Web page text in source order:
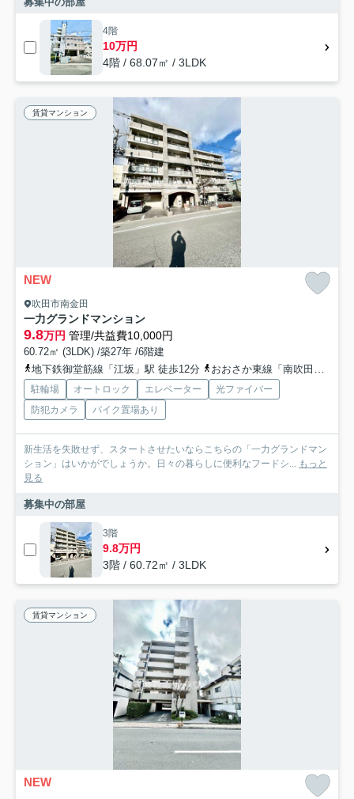
4階
10万円
4階 / 68.07㎡ / 3LDK
賃貸マンション
NEW
吹田市南金田
一力グランドマンション
9.8万円 管理/共益費10,000円
60.72㎡ (3LDK) /築27年 /6階建
地下鉄御堂筋線「江坂」駅 徒歩12分
おおさか東線「南吹田」駅 徒歩15分
駐輪場 オートロック エレベーター
光ファイバー
防犯カメラ
バイク置場あり
新生活を失敗せず、スタートさせたいならこちらの「一力グランドマン
ション」はいかがでしょうか。日々の暮らしに便利なフードシ... もっと
見る
募集中の部屋
3階
9.8万円
3階 / 60.72㎡ / 3LDK
賃貸マンション
NEW